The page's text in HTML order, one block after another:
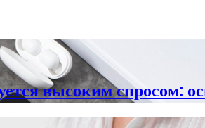
высоким спросом: